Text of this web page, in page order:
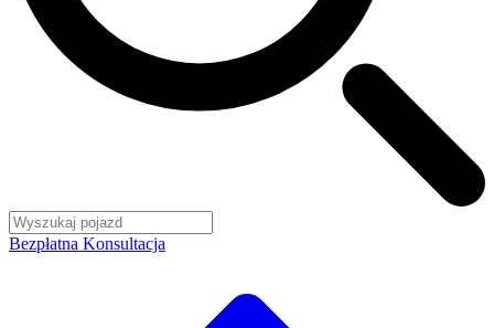
Bezpłatna Konsultacja